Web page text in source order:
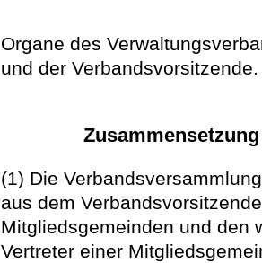
Organe des
und der Verbandsvorsitzende.
(1) Die
aus dem
Mitgliedsgemeinden und den
Vertreter einer